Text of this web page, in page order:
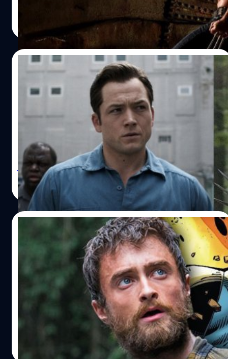
| 1408 days ago
04/07/2022
Taron Egerton กลายเป็นว่าที่ ‘วูล์ฟเวอรีน’
คนต่อไป หลังเข้าคุยประธานมาร์เวลแล้ว
ทารอน เอเจอร์ตัน (Taron Egerton) ออกมาแย้มว่า ตนกำลัง
จะได้เข้ามาแทนที่ ฮิว แจ็กแมน (Hugh Jackman) ใน
ภาพยนตร์ ‘Wolverine’ เรื่องถัดไปของมาร์เวล หลังมีข่าวว่า
เขาได้เข้าพูดคุยกับ เควิน ไฟกี (Kevin Feige) ประธานมาร์เวล
สตูดิโอส์ เกี่ยวกับโอกาสในการมารับบทเป็นวูล์ฟเวอรีนของเขา
ระหว่างการให้สัมภาษณ์กับ The New York Times นักแสดง
จากเรื่อง ‘Rocketman’ และ ‘Kingsman’ บอกเป็นนัยว่าเขา
กำลังจะได้มีส่วนร่วมกับจักรวาล MCU ในอนาคตอันใกล้นี้
แถมเมื่อถูกถามว่าใช่บทวูล์ฟเวอรีนหรือไม่? เอเจอร์ตันก็ตอบ
ว่า “ไม่ผิดถ้าจะคิดแบบนั้น” “ผมตื่นเต้นมาก แต่ผมก็กังวล
เหมือนกัน เพราะฮิวครอบครองบทนี้มานานมาก จนผมเองก็
คิดว่ามันคงจะยากสำหรับคนอื่นที่จะมาแทนที่เขา แต่ถ้า
สุดท้ายมันได้สร้างขึ้นมา ผมหวังว่าพวกเขาจะเลือกผมนะ”
กระแสที่เรียกร้องให้เอเจอร์ตันมารับบทเป็นวูล์ฟเวอรีนมีมา
ตั้งแต่ปี 2019 ซึ่งตัวเอเจอร์ตันเองก็สนใจที่จะมารับไม้ต่อบทนี้
จากแจ็กแมนอยู่แล้ว เพราะหากย้อนกลับไปช่วงที่ไฟกีประกา
ศว่าแฟรนไชส์ ​​X-Men กำลังจะถูกพัฒนาต่อในจักรวาล MCU
เอเจอร์ตันก็ให้สัมภาษณ์กับ Variety ประมาณว่า เขาเองถือ
เป็นแฟนตัวยงของตัวละครนี้ และคงจะดีไม่น้อยหากเขาได้มี
โอกาสมาแสดงเป็นวูล์ฟเวอรีน “ผมชอบ…
วิทวัส ปัญญาเลิศวุฒิ| 1494 days ago
Read More
Daniel Radcliffe พูดถึงข่าวลือที่แฟน ๆ อยาก
ให้เขามาแสดงเป็น Wolverine ใน MCU
หลังการประสบความสำเร็จของ Spider-Man: No Way Home
ทำให้เราได้ทราบถึงความเป็นไปได้ในการเปิดพหุจักรวาลของ
Marvel Studios และพวกเขาก็เตรียมการหยิบตัวละครในคอมิ
กส์มาดัดแปลงมากขึ้นเรื่อย ๆ และยิ่งเมื่อได้ยินว่า Marvel
กำลังเตรียมการสร้าง X-Men กับ Fantastic Four ของพวกเขา
เอง มันก็สร้างความคาดหวังให้แฟน ๆ เป็นอย่างมากและหนึ่ง
พีรพล สดทรัพย์ | 1606 days ago